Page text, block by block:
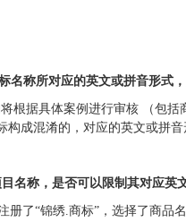
名称所对应的英文或拼音形式
根据具体案例进行审核 （包
构成混淆的，对应的英文或拼音
名称，是否可以限制其对应英
册了“锦绣.商标”，选择了商品